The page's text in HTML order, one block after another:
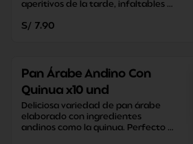
aperitivos de la tarde, infaltables
S/ 7.90
Pan Árabe Andino Con
Quinua x10 und
Deliciosa variedad de pan árabe
elaborado con ingredientes
andinos como la quinua. Perfecto